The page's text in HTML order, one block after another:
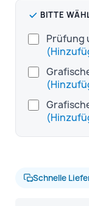
BITTE
Prüfung
Schnelle